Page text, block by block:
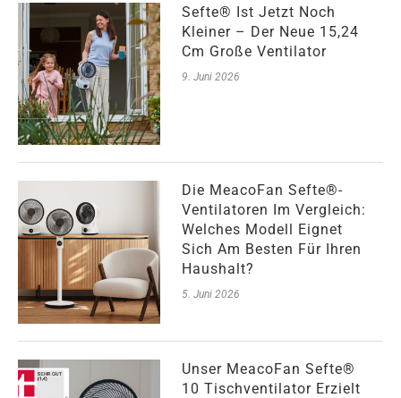
Sefte® Ist Jetzt Noch
Kleiner – Der Neue 15,24
Cm Große Ventilator
9. Juni 2026
Die MeacoFan Sefte®-
Ventilatoren Im Vergleich:
Welches Modell Eignet
Sich Am Besten Für Ihren
Haushalt?
5. Juni 2026
Unser MeacoFan Sefte®
10 Tischventilator Erzielt